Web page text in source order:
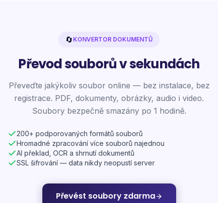
🔄 KONVERTOR DOKUMENTŮ
Převod souborů v sekundách
Převeďte jakýkoliv soubor online — bez instalace, bez
registrace. PDF, dokumenty, obrázky, audio i video.
Soubory bezpečně smazány po 1 hodině.
200+ podporovaných formátů souborů
Hromadné zpracování více souborů najednou
AI překlad, OCR a shrnutí dokumentů
SSL šifrování — data nikdy neopustí server
Převést soubory zdarma